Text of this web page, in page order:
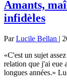
Amants,
infidèles
ParLucile Bellan |
«C'est un sujet
relation que j'ai eue
longues années.»